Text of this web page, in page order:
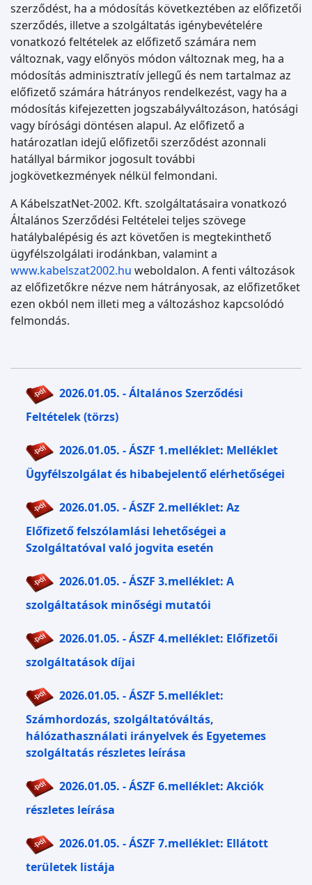
szerződést, ha a módosítás következtében az előfizetői
szerződés, illetve a szolgáltatás igénybevételére
vonatkozó feltételek az előfizető számára nem
változnak, vagy előnyös módon változnak meg, ha a
módosítás adminisztratív jellegű és nem tartalmaz az
előfizető számára hátrányos rendelkezést, vagy ha a
módosítás kifejezetten jogszabályváltozáson, hatósági
vagy bírósági döntésen alapul. Az előfizető a
határozatlan idejű előfizetői szerződést azonnali
hatállyal bármikor jogosult további
jogkövetkezmények nélkül felmondani.
A KábelszatNet-2002. Kft. szolgáltatásaira vonatkozó
Általános Szerződési Feltételei teljes szövege
hatálybalépésig és azt követően is megtekinthető
ügyfélszolgálati irodánkban, valamint a
www.kabelszat2002.hu weboldalon. A fenti változások
az előfizetőkre nézve nem hátrányosak, az előfizetőket
ezen okból nem illeti meg a változáshoz kapcsolódó
felmondás.
2026.01.05. - Általános Szerződési
Feltételek (törzs)
2026.01.05. - ÁSZF 1.melléklet: Melléklet
Ügyfélszolgálat és hibabejelentő elérhetőségei
2026.01.05. - ÁSZF 2.melléklet: Az
Előfizető felszólamlási lehetőségei a
Szolgáltatóval való jogvita esetén
2026.01.05. - ÁSZF 3.melléklet: A
szolgáltatások minőségi mutatói
2026.01.05. - ÁSZF 4.melléklet: Előfizetői
szolgáltatások díjai
2026.01.05. - ÁSZF 5.melléklet:
Számhordozás, szolgáltatóváltás,
hálózathasználati irányelvek és Egyetemes
szolgáltatás részletes leírása
2026.01.05. - ÁSZF 6.melléklet: Akciók
részletes leírása
2026.01.05. - ÁSZF 7.melléklet: Ellátott
területek listája